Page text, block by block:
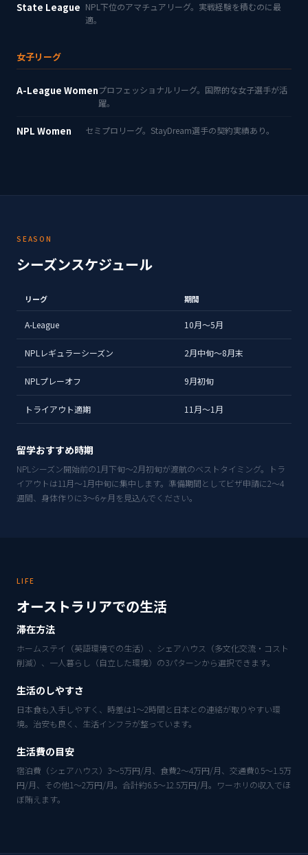
State League NPL下位のアマチュアリーグ。実戦経験を積むのに最
適。
女子リーグ
A-League Womenプロフェッショナルリーグ。国際的な女子選手が活
躍。
NPL Women セミプロリーグ。StayDream選手の契約実績あり。
SEASON
シーズンスケジュール
リーグ 期間
A-League 10月〜5月
NPLレギュラーシーズン 2月中旬〜8月末
NPLプレーオフ 9月初旬
トライアウト適期 11月〜1月
留学おすすめ時期
NPLシーズン開始前の1月下旬〜2月初旬が渡航のベストタイミング。トラ
イアウトは11月〜1月中旬に集中します。準備期間としてビザ申請に2〜4
週間、身体作りに3〜6ヶ月を見込んでください。
LIFE
オーストラリアでの生活
滞在方法
ホームステイ（英語環境での生活）、シェアハウス（多文化交流・コスト
削減）、一人暮らし（自立した環境）の3パターンから選択できます。
生活のしやすさ
日本食も入手しやすく、時差は1〜2時間と日本との連絡が取りやすい環
境。治安も良く、生活インフラが整っています。
生活費の目安
宿泊費（シェアハウス）3〜5万円/月、食費2〜4万円/月、交通費0.5〜1.5万
円/月、その他1〜2万円/月。合計約6.5〜12.5万円/月。ワーホリの収入でほ
ぼ賄えます。